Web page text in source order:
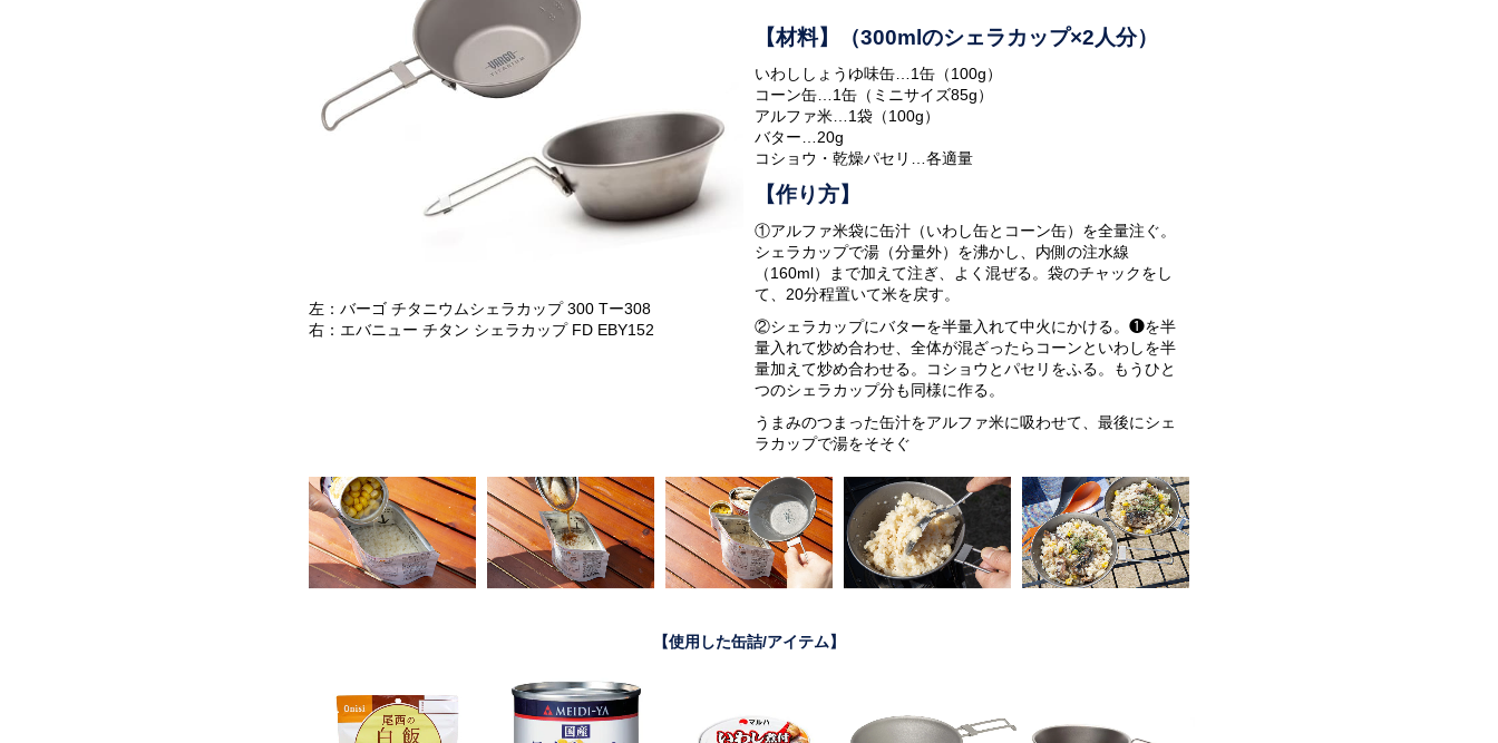
左：バーゴ チタニウムシェラカップ 300 Tー308
右：エバニュー チタン シェラカップ FD EBY152
【材料】（300mlのシェラカップ×2人分）
いわししょうゆ味缶…1缶（100g）
コーン缶…1缶（ミニサイズ85g）
アルファ米…1袋（100g）
バター…20g
コショウ・乾燥パセリ…各適量
【作り方】
①アルファ米袋に缶汁（いわし缶とコーン缶）を全量注ぐ。
シェラカップで湯（分量外）を沸かし、内側の注水線
（160ml）まで加えて注ぎ、よく混ぜる。袋のチャックをし
て、20分程置いて米を戻す。
②シェラカップにバターを半量入れて中火にかける。❶を半
量入れて炒め合わせ、全体が混ざったらコーンといわしを半
量加えて炒め合わせる。コショウとパセリをふる。もうひと
つのシェラカップ分も同様に作る。
うまみのつまった缶汁をアルファ米に吸わせて、最後にシェ
ラカップで湯をそそぐ
【使用した缶詰/アイテム】